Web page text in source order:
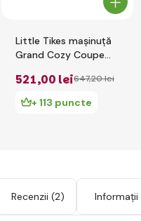
Little Tikes mașinuță
Grand Cozy Coupe
521,00 lei647,20 lei
+ 113 puncte
Recenzii (2)